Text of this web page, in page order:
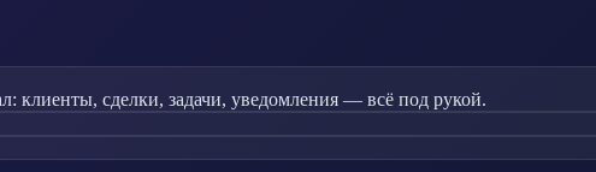
сделки, задачи, уведомления — всё под рукой.